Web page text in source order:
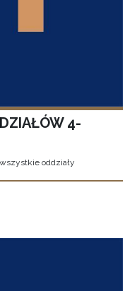
4-
wszystkie oddziały